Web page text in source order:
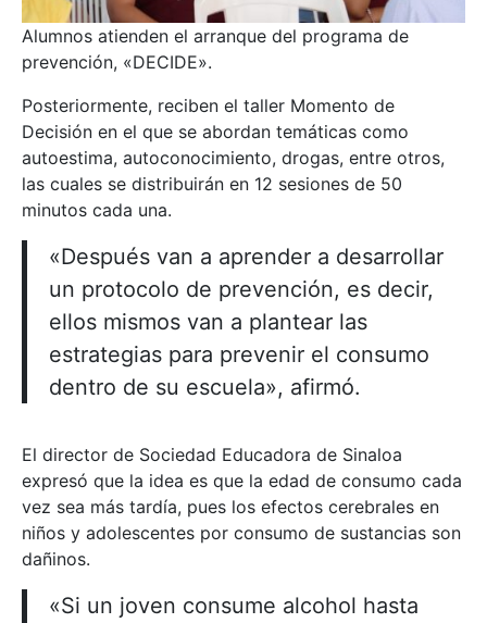
Alumnos atienden el arranque del programa de
prevención, «DECIDE».
Posteriormente, reciben el taller Momento de
Decisión en el que se abordan temáticas como
autoestima, autoconocimiento, drogas, entre otros,
las cuales se distribuirán en 12 sesiones de 50
minutos cada una.
«Después van a aprender a desarrollar
un protocolo de prevención, es decir,
ellos mismos van a plantear las
estrategias para prevenir el consumo
dentro de su escuela», afirmó.
El director de Sociedad Educadora de Sinaloa
expresó que la idea es que la edad de consumo cada
vez sea más tardía, pues los efectos cerebrales en
niños y adolescentes por consumo de sustancias son
dañinos.
«Si un joven consume alcohol hasta